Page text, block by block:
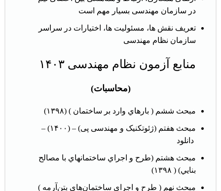
در سازمان مهندسی بسیار مهم است
تعریف نقش ها، مسئولیت ها، اختیارات در سراسر
سازمان نظام مهندسی
منابع آزمون نظام مهندسی ۱۴۰۳
(محاسبات)
مبحث ششم ( بارهاي وارد بر ساختمان ) (۱۳۹۸)
مبحث هفتم (ژئوتکنیک و مهندسی پی) – (۱۴۰۰) –
دانلود
مبحث هشتم (طرح و اجراي ساختمانهاي با مصالح
بنايي) ( ۱۳۹۸)
مبحث نهم ( طرح و اجراي ساختمان‌هاي بتن‌آرمه )